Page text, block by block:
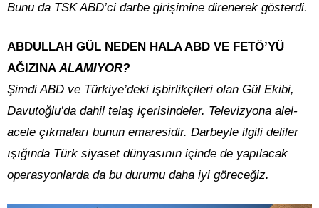
Bunu da TSK ABD’ci darbe girişimine direnerek gösterdi.
ABDULLAH GÜL NEDEN HALA ABD VE FETÖ’YÜ
AĞIZINAALAMIYOR?
Şimdi ABD ve Türkiye’deki işbirlikçileri olan Gül Ekibi,
Davutoğlu’da dahil telaş içerisindeler. Televizyona alel-
acele çıkmaları bunun emaresidir. Darbeyle ilgili deliler
ışığında Türk siyaset dünyasının içinde de yapılacak
operasyonlarda da bu durumu daha iyi göreceğiz.